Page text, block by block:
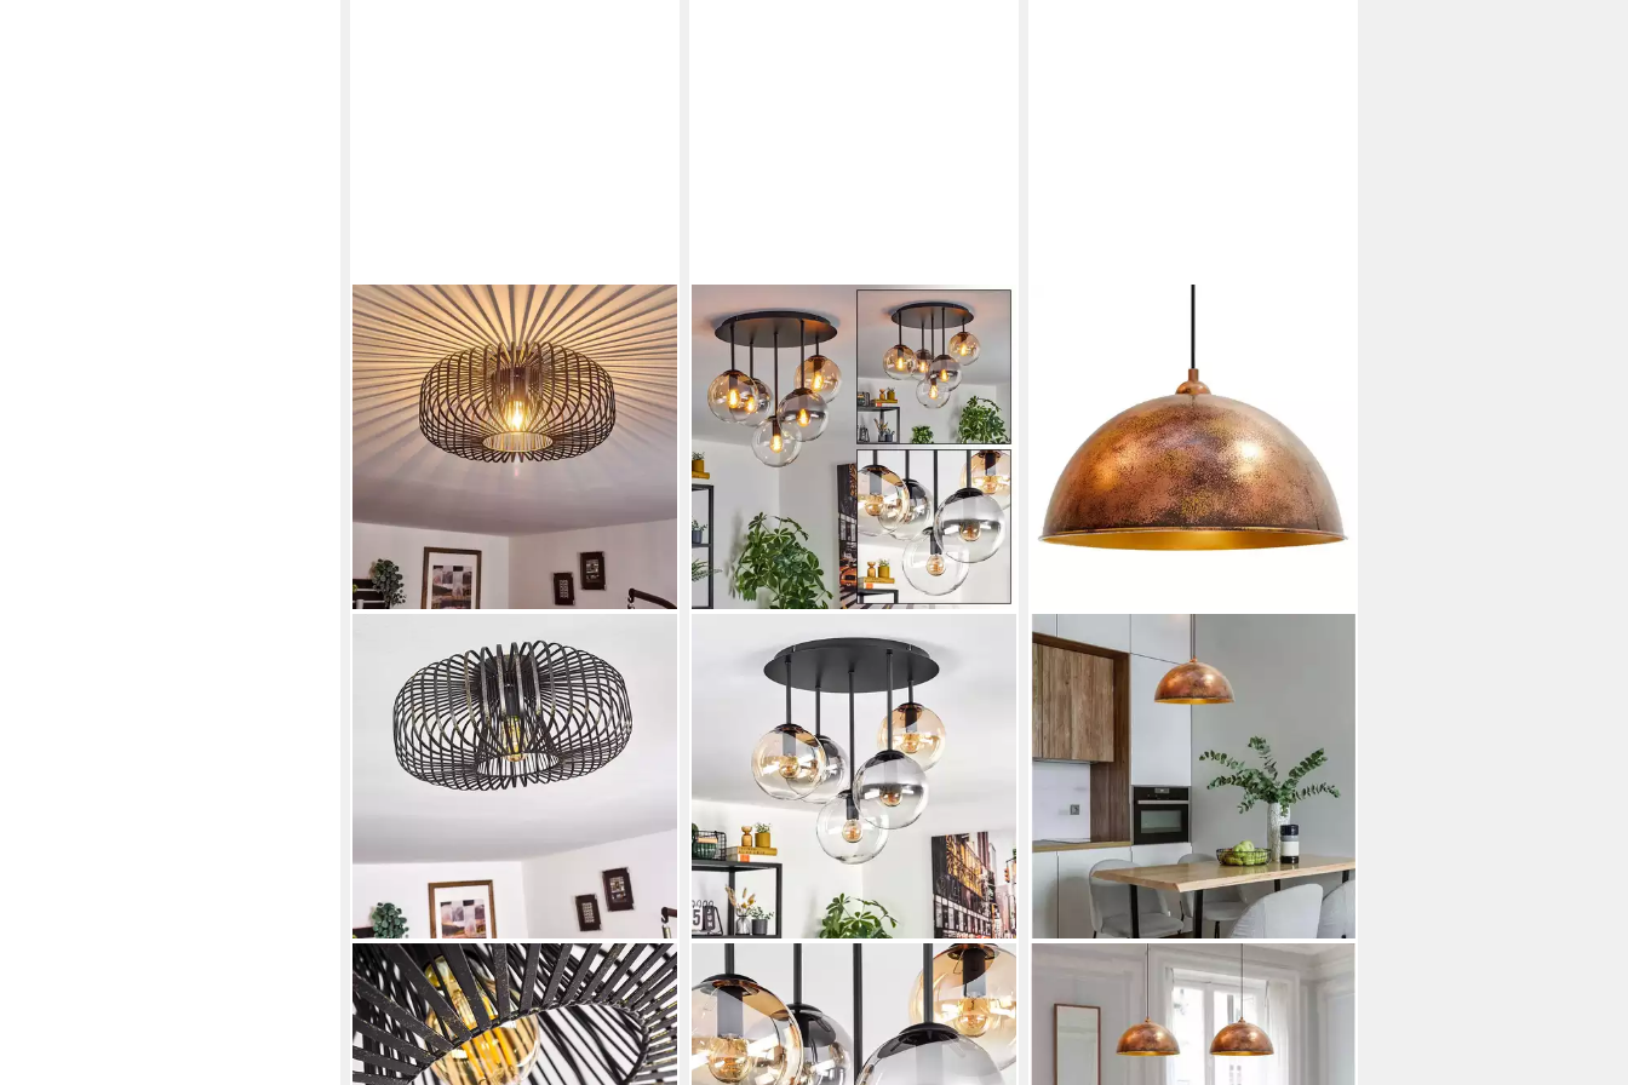
HOFSTEIN
Deckenleuchte »Pieris« runde
Deckenlampe aus Metall in
Schwarz/Gold, ohne Leuchtmittel,
HOFSTEIN
Deckenleuchte Deckenlampe aus
Metall/Glas in
Schwarz/Rauch/Bernstein/Klar,
Pendelleuchte Hängelampe
Kupferfarbe, E27, Handgemalt
Vintage Industrial Style Lampe, ohne